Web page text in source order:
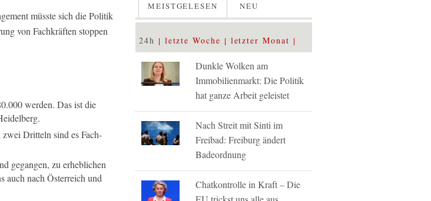
müsste sich die Politik
von Fachkräften stoppen
werden. Das ist die
Dritteln sind es Fach-
gegangen, zu erheblichen
auch nach Österreich und
MEISTGELESEN NEU
24h letzte Woche letzter Monat
Dunkle Wolken am
Immobilienmarkt: Die Politik
hat ganze Arbeit geleistet
Nach Streit mit Sinti im
Freibad: Freiburg ändert
Badeordnung
Chatkontrolle in Kraft – Die